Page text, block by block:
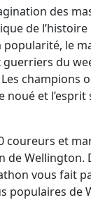
des
de
le
du
champions
et
coureurs et
Wellington.
vous fait
populaires de